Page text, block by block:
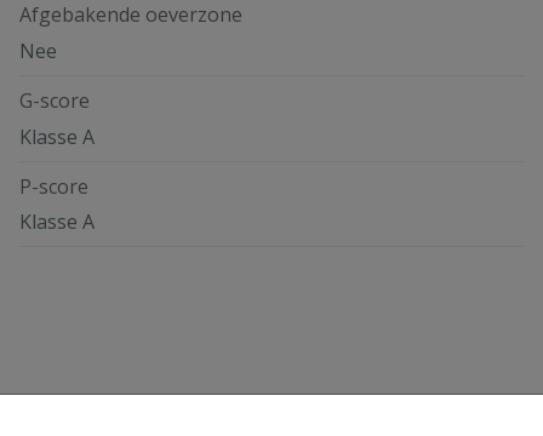
Afgebakende oeverzone
Nee
G-score
Klasse A
P-score
Klasse A